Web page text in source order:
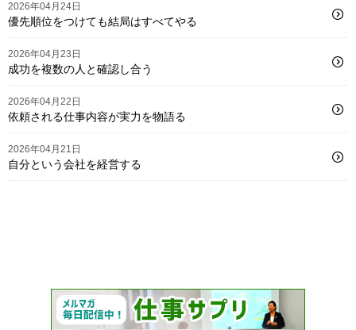
2026年04月24日
優先順位をつけても結局はすべてやる
2026年04月23日
成功を複数の人と確認し合う
2026年04月22日
依頼される仕事内容が実力を物語る
2026年04月21日
自分という会社を経営する